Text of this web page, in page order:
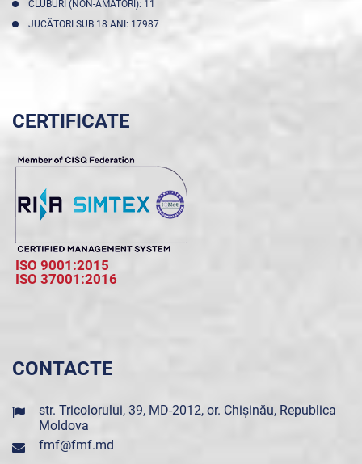
CLUBURI (NON-AMATORI): 11
JUCĂTORI SUB 18 ANI: 17987
CERTIFICATE
ISO 9001:2015
ISO 37001:2016
CONTACTE
str. Tricolorului, 39, MD-2012, or. Chișinău, Republica
Moldova
fmf@fmf.md